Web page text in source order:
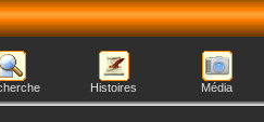
Histoires Média